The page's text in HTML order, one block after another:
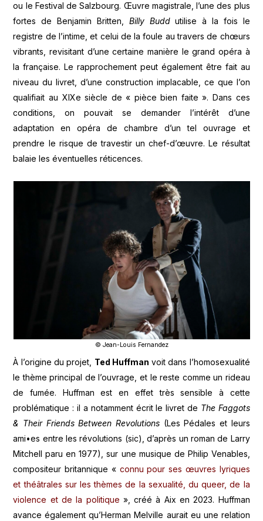
ou le Festival de Salzbourg. Œuvre magistrale, l’une des plus
fortes de Benjamin Britten, Billy Buddutilise à la fois le
registre de l’intime, et celui de la foule au travers de chœurs
vibrants, revisitant d’une certaine manière le grand opéra à
la française. Le rapprochement peut également être fait au
niveau du livret, d’une construction implacable, ce que l’on
qualifiait au XIXe siècle de « pièce bien faite ». Dans ces
conditions, on pouvait se demander l’intérêt d’une
adaptation en opéra de chambre d’un tel ouvrage et
prendre le risque de travestir un chef-d’œuvre. Le résultat
balaie les éventuelles réticences.
© Jean-Louis Fernandez
À l’origine du projet, Ted Huffman voit dans l’homosexualité
le thème principal de l’ouvrage, et le reste comme un rideau
de fumée. Huffman est en effet très sensible à cette
problématique : il a notamment écrit le livret de The Faggots
& Their Friends Between Revolutions (Les Pédales et leurs
ami•es entre les révolutions (sic), d’après un roman de Larry
Mitchell paru en 1977), sur une musique de Philip Venables,
compositeur britannique « connu pour ses œuvres lyriques
et théâtrales sur les thèmes de la sexualité, du queer, de la
violence et de la politique », créé à Aix en 2023. Huffman
avance également qu’Herman Melville aurait eu une relation